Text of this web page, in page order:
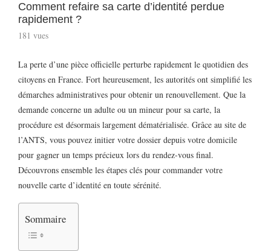
Comment refaire sa carte d’identité perdue
rapidement ?
181 vues
La perte d’une pièce officielle perturbe rapidement le quotidien des
citoyens en France. Fort heureusement, les autorités ont simplifié les
démarches administratives pour obtenir un renouvellement. Que la
demande concerne un adulte ou un mineur pour sa carte, la
procédure est désormais largement dématérialisée. Grâce au site de
l’ANTS, vous pouvez initier votre dossier depuis votre domicile
pour gagner un temps précieux lors du rendez-vous final.
Découvrons ensemble les étapes clés pour commander votre
nouvelle carte d’identité en toute sérénité.
Sommaire